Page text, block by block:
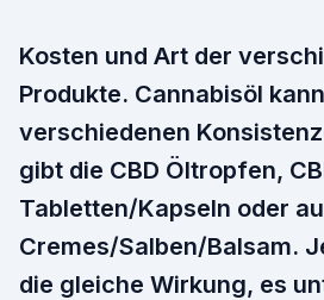
Kosten und Art der
Produkte. Cannabisöl
verschiedenen
gibt die CBD Öltropfen,
Tabletten/Kapseln oder
Cremes/Salben/Balsam.
die gleiche Wirkung, es